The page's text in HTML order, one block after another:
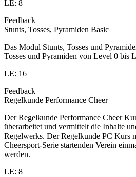
LE: 8
Feedback
Stunts, Tosses, Pyramiden Basic
Das Modul Stunts, Tosses und
Tosses und Pyramiden von Level 0 bis
LE: 16
Feedback
Regelkunde Performance Cheer
Der Regelkunde Performance Cheer
überarbeitet und vermittelt die Inhalte
Regelwerks. Der Regelkunde PC Kurs
Cheersport-Serie startenden Verein
werden.
LE: 8